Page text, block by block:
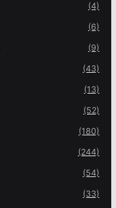
(4)
(6)
(9)
(43)
(13)
(52)
(180)
(244)
(54)
(33)